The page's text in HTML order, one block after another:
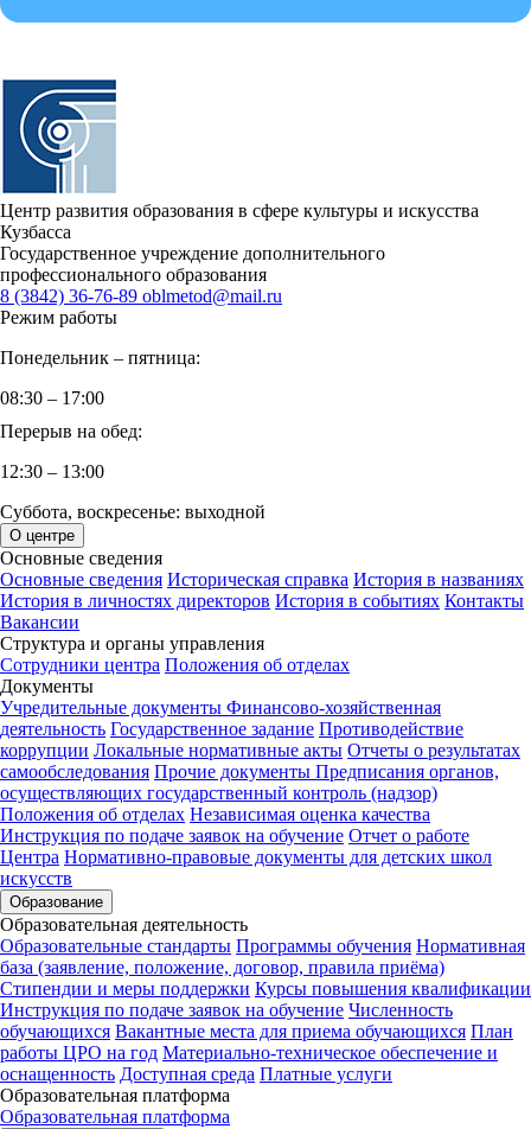
Центр развития образования в сфере культуры и искусства
Кузбасса
Государственное учреждение дополнительного
профессионального образования
8 (3842) 36-76-89 oblmetod@mail.ru
Режим работы
Понедельник – пятница:
08:30 – 17:00
Перерыв на обед:
12:30 – 13:00
Суббота, воскресенье: выходной
О центре
Основные сведения
Основные сведения Историческая справка История в названиях
История в личностях директоров История в событиях Контакты
Вакансии
Структура и органы управления
Сотрудники центра Положения об отделах
Документы
Учредительные документы Финансово-хозяйственная
деятельность Государственное задание Противодействие
коррупции Локальные нормативные акты Отчеты о результатах
самообследования Прочие документы Предписания органов,
осуществляющих государственный контроль (надзор)
Положения об отделах Независимая оценка качества
Инструкция по подаче заявок на обучение Отчет о работе
Центра Нормативно-правовые документы для детских школ
искусств
Образование
Образовательная деятельность
Образовательные стандарты Программы обучения Нормативная
база (заявление, положение, договор, правила приёма)
Стипендии и меры поддержки Курсы повышения квалификации
Инструкция по подаче заявок на обучение Численность
обучающихся Вакантные места для приема обучающихся План
работы ЦРО на год Материально-техническое обеспечение и
оснащенность Доступная среда Платные услуги
Образовательная платформа
Образовательная платформа